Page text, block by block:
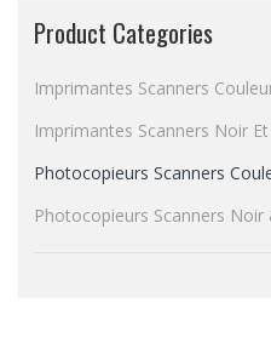
Product Categories
Imprimantes Scanners
Imprimantes Scanners Noir
Photocopieurs Scanners
Photocopieurs Scanners Noir